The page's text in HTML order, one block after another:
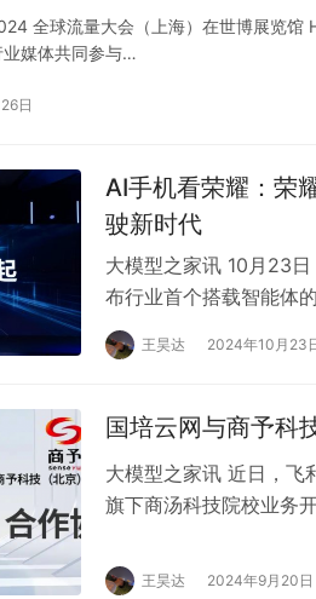
全球流量大会（上海）在世博展览
业媒体共同参与…
日
AI手机看荣耀：荣
驶新时代
大模型之家讯 10月23
布行业首个搭载智能体
新自研魔法大模型家…
王昊达 2024年10月23
国培云网与商予科
大模型之家讯 近日，飞
旗下商汤科技院校业务
王昊达 2024年9月20日